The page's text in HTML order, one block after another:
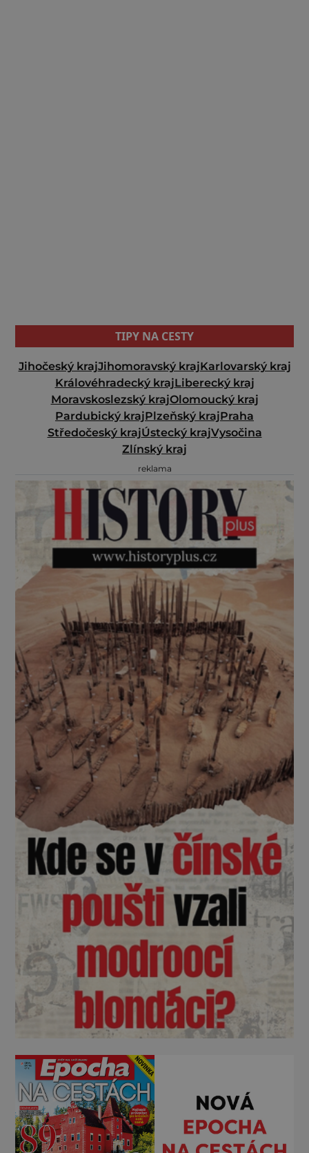
TIPY NA CESTY
Jihočeský krajJihomoravský krajKarlovarský kraj
Královéhradecký krajLiberecký kraj
Moravskoslezský krajOlomoucký kraj
Pardubický krajPlzeňský krajPraha
Středočeský krajÚstecký krajVysočina
Zlínský kraj
reklama